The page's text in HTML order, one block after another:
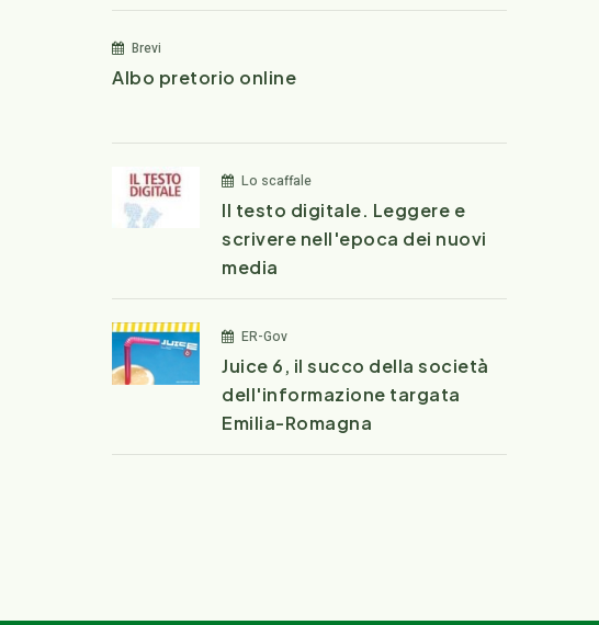
Brevi
Albo pretorio online
Lo scaffale
Il testo digitale. Leggere e
scrivere nell'epoca dei nuovi
media
ER-Gov
Juice 6, il succo della società
dell'informazione targata
Emilia-Romagna